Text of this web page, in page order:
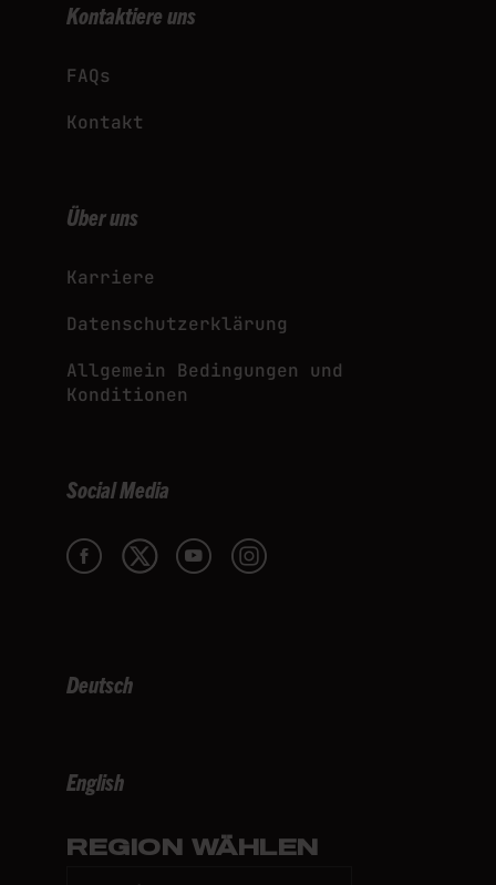
Kontaktiere uns
FAQs
Kontakt
Über uns
Karriere
Datenschutzerklärung
Allgemein Bedingungen und
Konditionen
Social Media
Deutsch
English
REGION WÄHLEN